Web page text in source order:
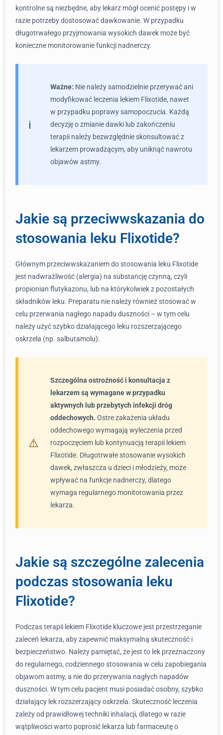
kontrolne są niezbędne, aby lekarz mógł ocenić postępy i w
razie potrzeby dostosować dawkowanie. W przypadku
długotrwałego przyjmowania wysokich dawek może być
konieczne monitorowanie funkcji nadnerczy.
Ważne: Nie należy samodzielnie przerywać ani
modyfikować leczenia lekiem Flixotide, nawet
w przypadku poprawy samopoczucia. Każdą
decyzję o zmianie dawki lub zakończeniu
terapii należy bezwzględnie skonsultować z
lekarzem prowadzącym, aby uniknąć nawrotu
objawów astmy.
Jakie są przeciwwskazania do
stosowania leku Flixotide?
Głównym przeciwwskazaniem do stosowania leku Flixotide
jest nadwrażliwość (alergia) na substancję czynną, czyli
propionian flutykazonu, lub na którykolwiek z pozostałych
składników leku. Preparatu nie należy również stosować w
celu przerwania nagłego napadu duszności – w tym celu
należy użyć szybko działającego leku rozszerzającego
oskrzela (np. salbutamolu).
Szczególna ostrożność i konsultacja z
lekarzem są wymagane w przypadku
aktywnych lub przebytych infekcji dróg
oddechowych. Ostre zakażenia układu
oddechowego wymagają wyleczenia przed
rozpoczęciem lub kontynuacją terapii lekiem
Flixotide. Długotrwałe stosowanie wysokich
dawek, zwłaszcza u dzieci i młodzieży, może
wpływać na funkcje nadnerczy, dlatego
wymaga regularnego monitorowania przez
lekarza.
Jakie są szczególne zalecenia
podczas stosowania leku
Flixotide?
Podczas terapii lekiem Flixotide kluczowe jest przestrzeganie
zaleceń lekarza, aby zapewnić maksymalną skuteczność i
bezpieczeństwo. Należy pamiętać, że jest to lek przeznaczony
do regularnego, codziennego stosowania w celu zapobiegania
objawom astmy, a nie do przerywania nagłych napadów
duszności. W tym celu pacjent musi posiadać osobny, szybko
działający lek rozszerzający oskrzela. Skuteczność leczenia
zależy od prawidłowej techniki inhalacji, dlatego w razie
wątpliwości warto poprosić lekarza lub farmaceutę o